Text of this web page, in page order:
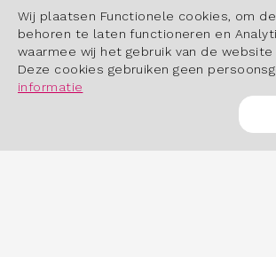
Wij plaatsen Functionele cookies, om
behoren te laten functioneren en
waarmee wij het gebruik van de website
Deze cookies gebruiken geen
informatie
POWERED BY